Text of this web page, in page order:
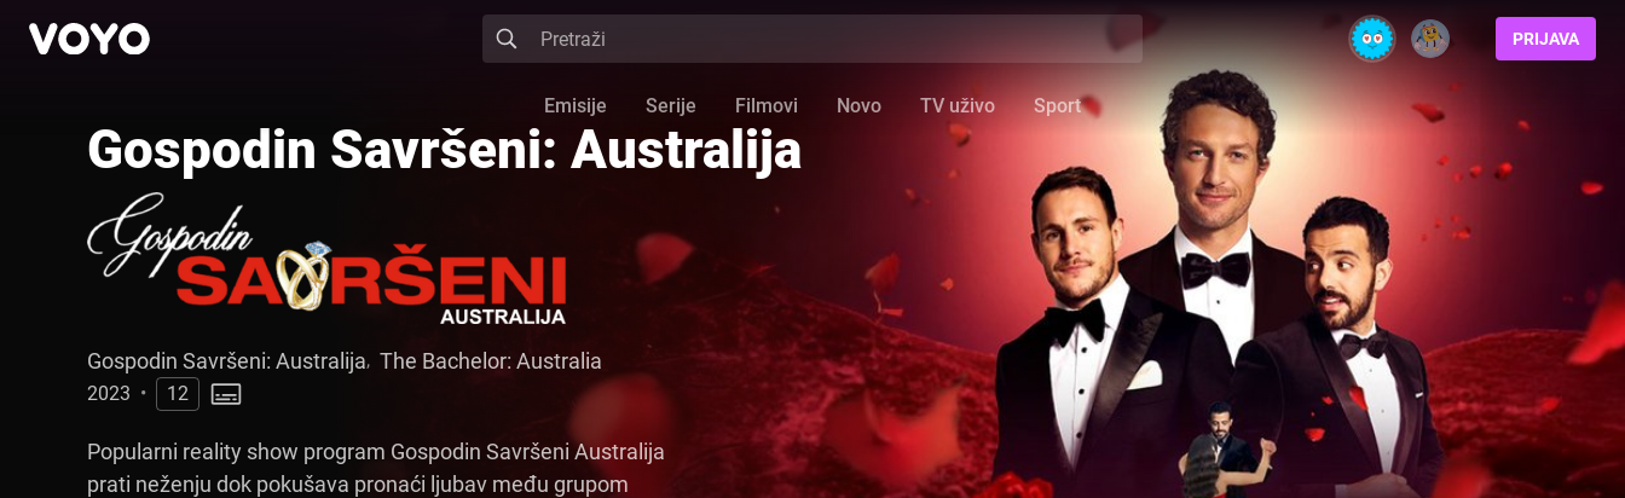
PRIJAVA
Emisije Serije Filmovi Novo TV uživo Sport
Gospodin Savršeni: Australija
Gospodin Savršeni: Australija, The Bachelor: Australia
2023 • 12
Popularni reality show program Gospodin Savršeni Australija
prati neženju dok pokušava pronaći ljubav među grupom